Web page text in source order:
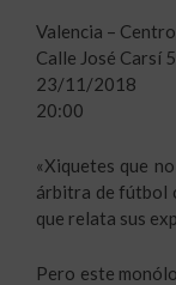
Valencia –
Calle José Carsí
23/11/2018
20:00
«Xiquetes que
árbitra de fútbol
que relata sus
Pero este